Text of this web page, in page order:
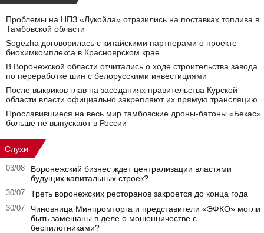
Проблемы на НПЗ «Лукойла» отразились на поставках топлива в
Тамбовской области
Segezha договорилась с китайскими партнерами о проекте
биохимкомплекса в Красноярском крае
В Воронежской области отчитались о ходе строительства завода
по переработке шин с белорусскими инвестициями
После выкриков глав на заседаниях правительства Курской
области власти официально закрепляют их прямую трансляцию
Прославившиеся на весь мир тамбовские дроны-батоны «Бекас»
больше не выпускают в России
Слухи
03/08
Воронежский бизнес ждет централизации властями
будущих капитальных строек?
30/07 Треть воронежских ресторанов закроется до конца года
30/07
Чиновница Минпромторга и представители «ЭФКО» могли
быть замешаны в деле о мошенничестве с
беспилотниками?